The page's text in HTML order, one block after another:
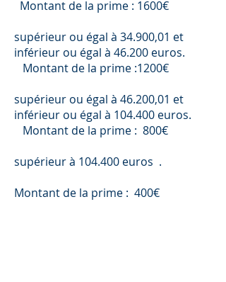
Montant de la prime : 1600€
supérieur ou égal à 34.900,01 et
inférieur ou égal à 46.200 euros.
Montant de la prime :1200€
supérieur ou égal à 46.200,01 et
inférieur ou égal à 104.400 euros.
Montant de la prime : 800€
supérieur à 104.400 euros .
Montant de la prime : 400€